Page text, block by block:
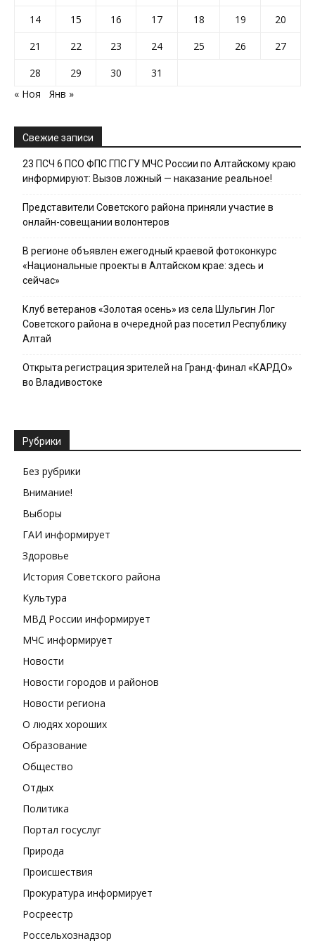
14
15 16 17 18 19
20
21
22 23 24 25 26
27
28
29 30
31
« Ноя
Янв »
Свежие записи
23 ПСЧ 6 ПСО ФПС ГПС ГУ МЧС России по Алтайскому краю
информируют: Вызов ложный — наказание реальное!
Представители Советского района приняли участие в
онлайн-совещании волонтеров
В регионе объявлен ежегодный краевой фотоконкурс
«Национальные проекты в Алтайском крае: здесь и
сейчас»
Клуб ветеранов «Золотая осень» из села Шульгин Лог
Советского района в очередной раз посетил Республику
Алтай
Открыта регистрация зрителей на Гранд-финал «КАРДО»
во Владивостоке
Рубрики
Без рубрики
Внимание!
Выборы
ГАИ информирует
Здоровье
История Советского района
Культура
МВД России информирует
МЧС информирует
Новости
Новости городов и районов
Новости региона
О людях хороших
Образование
Общество
Отдых
Политика
Портал госуслуг
Природа
Происшествия
Прокуратура информирует
Росреестр
Россельхознадзор